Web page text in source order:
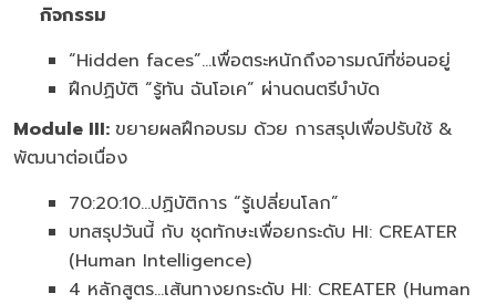
กิจกรรม
“Hidden faces”…เพื่อตระหนักถึงอารมณ์ที่ซ่อนอยู่
ฝึกปฏิบัติ “รู้ทัน ฉันโอเค” ผ่านดนตรีบำบัด
Module III: ขยายผลฝึกอบรม ด้วย การสรุปเพื่อปรับใช้ &
พัฒนาต่อเนื่อง
70:20:10…ปฏิบัติการ “รู้เปลี่ยนโลก”
บทสรุปวันนี้ กับ ชุดทักษะเพื่อยกระดับ HI: CREATER
(Human Intelligence)
4 หลักสูตร...เส้นทางยกระดับ HI: CREATER (Human